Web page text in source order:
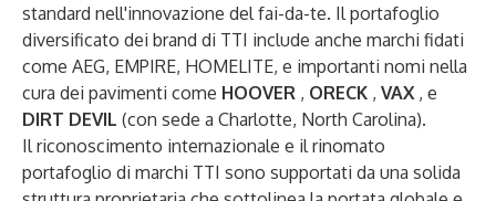
standard nell'innovazione del fai-da-te. Il portafoglio
diversificato dei brand di TTI include anche marchi fidati
come AEG, EMPIRE, HOMELITE, e importanti nomi nella
cura dei pavimenti come HOOVER , ORECK , VAX, e
DIRT DEVIL (con sede a Charlotte, North Carolina).
Il riconoscimento internazionale e il rinomato
portafoglio di marchi TTI sono supportati da una solida